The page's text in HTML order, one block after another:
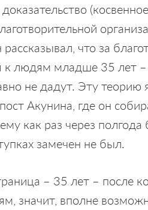
что за
людям младше 35 лет –
не дадут. Эту теорию
Акунина, где он
как раз через
замечен не был.
– 35 лет – после
значит, вполне